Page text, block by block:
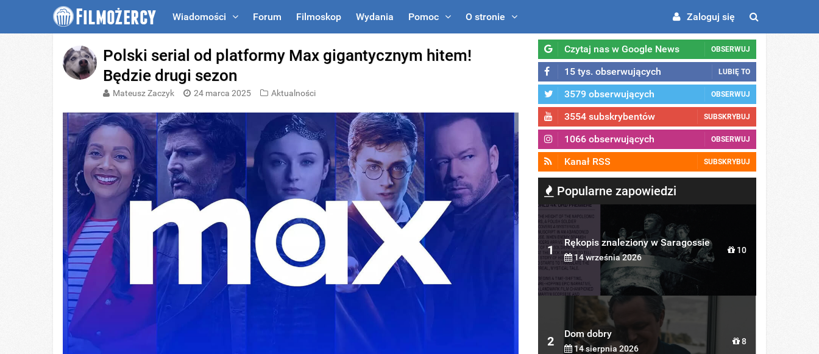
Wiadomości Forum Filmoskop Wydania Pomoc O stronie Zaloguj się
Polski serial od platformy Max gigantycznym hitem!
Będzie drugi sezon
Mateusz Zaczyk 24 marca 2025 Aktualności
Czytaj nas w Google News OBSERWUJ
15 tys. obserwujących LUBIĘ TO
3579 obserwujących OBSERWUJ
3554 subskrybentów SUBSKRYBUJ
1066 obserwujących OBSERWUJ
Kanał RSS SUBSKRYBUJ
Popularne zapowiedzi
1
Rękopis znaleziony w Saragossie
14 września 2026
10
2
Dom dobry
14 sierpnia 2026
8